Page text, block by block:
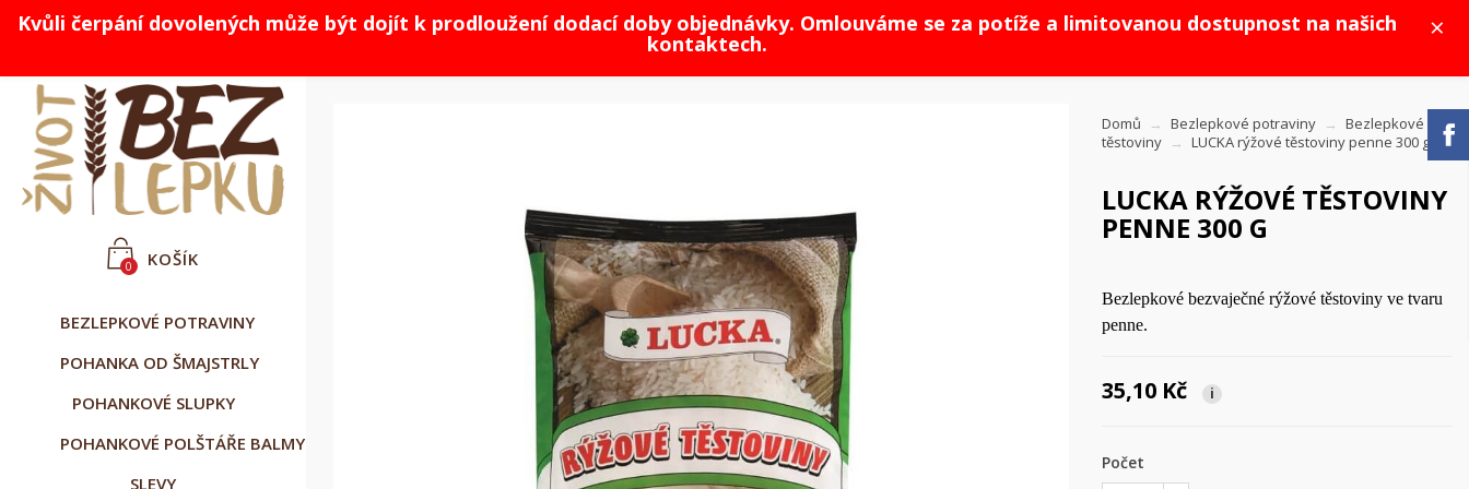
×
Kvůli čerpání dovolených může být dojít k prodloužení dodací doby objednávky. Omlouváme se za potíže a limitovanou dostupnost na našich
kontaktech.
KOŠÍK
0
BEZLEPKOVÉ POTRAVINY
POHANKA OD ŠMAJSTRLY
POHANKOVÉ SLUPKY
POHANKOVÉ POLŠTÁŘE BALMY
SLEVY
Domů Bezlepkové potraviny
Bezlepkové
těstoviny
LUCKA rýžové těstoviny penne 300 g
LUCKA RÝŽOVÉ TĚSTOVINY
PENNE 300 G
Bezlepkové bezvaječné rýžové těstoviny ve tvaru
penne.
35,10 Kč i
Počet